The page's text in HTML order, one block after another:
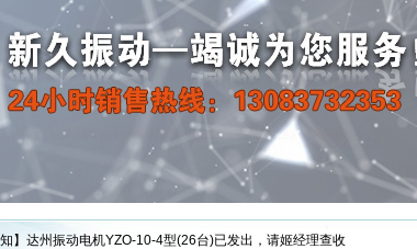
1 2
】达州振动电机YZO-10-4型(26台)已发出，请姬经理查收